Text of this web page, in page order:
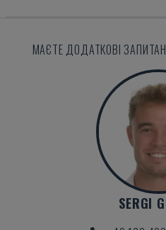
МАЄТЕ ДОДАТКОВІ
SERGI